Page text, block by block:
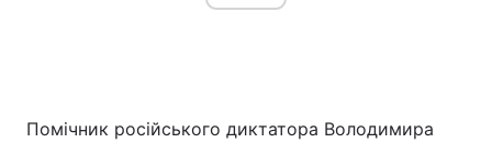
Помічник російського диктатора Володимира